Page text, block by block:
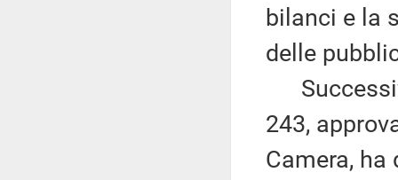
bilanci e la
delle
243,
Camera,